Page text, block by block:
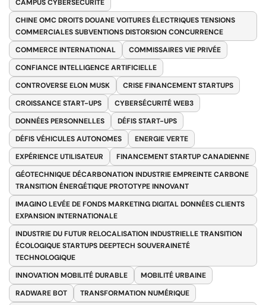
CAMPUS CYBERSÉCURITÉ
CHINE OMC DROITS DOUANE VOITURES ÉLECTRIQUES TENSIONS
COMMERCIALES SUBVENTIONS DISTORSION CONCURRENCE
COMMERCE INTERNATIONAL
COMMISSAIRES VIE PRIVÉE
CONFIANCE INTELLIGENCE ARTIFICIELLE
CONTROVERSE ELON MUSK
CRISE FINANCEMENT STARTUPS
CROISSANCE START-UPS
CYBERSÉCURITÉ WEB3
DONNÉES PERSONNELLES
DÉFIS START-UPS
DÉFIS VÉHICULES AUTONOMES
ENERGIE VERTE
EXPÉRIENCE UTILISATEUR
FINANCEMENT STARTUP CANADIENNE
GÉOTECHNIQUE DÉCARBONATION INDUSTRIE EMPREINTE CARBONE
TRANSITION ÉNERGÉTIQUE PROTOTYPE INNOVANT
IMAGINO LEVÉE DE FONDS MARKETING DIGITAL DONNÉES CLIENTS
EXPANSION INTERNATIONALE
INDUSTRIE DU FUTUR RELOCALISATION INDUSTRIELLE TRANSITION
ÉCOLOGIQUE STARTUPS DEEPTECH SOUVERAINETÉ
TECHNOLOGIQUE
INNOVATION MOBILITÉ DURABLE
MOBILITÉ URBAINE
RADWARE BOT
TRANSFORMATION NUMÉRIQUE